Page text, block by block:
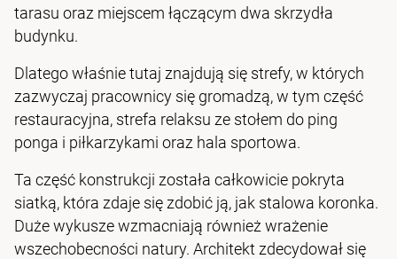
tarasu oraz miejscem łączącym dwa skrzydła
budynku.
Dlatego właśnie tutaj znajdują się strefy, w których
zazwyczaj pracownicy się gromadzą, w tym część
restauracyjna, strefa relaksu ze stołem do ping
ponga i piłkarzykami oraz hala sportowa.
Ta część konstrukcji została całkowicie pokryta
siatką, która zdaje się zdobić ją, jak stalowa koronka.
Duże wykusze wzmacniają również wrażenie
wszechobecności natury. Architekt zdecydował się